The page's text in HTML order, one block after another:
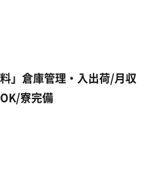
」倉庫管理・入出荷/月収
寮完備